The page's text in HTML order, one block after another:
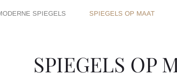
SPIEGELS SPIEGELS OP MAAT
SPIEGELS OP